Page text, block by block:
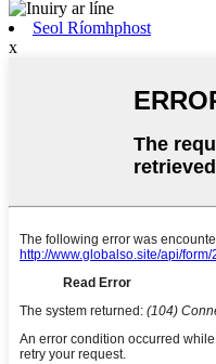
Seol Ríomhphost
x